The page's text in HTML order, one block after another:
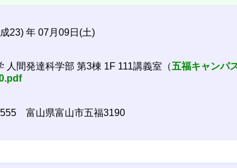
23) 年 07月09日(土)
人間発達科学部 第3棟 1F 111講義室（五福キャンパ
富山県富山市五福3190